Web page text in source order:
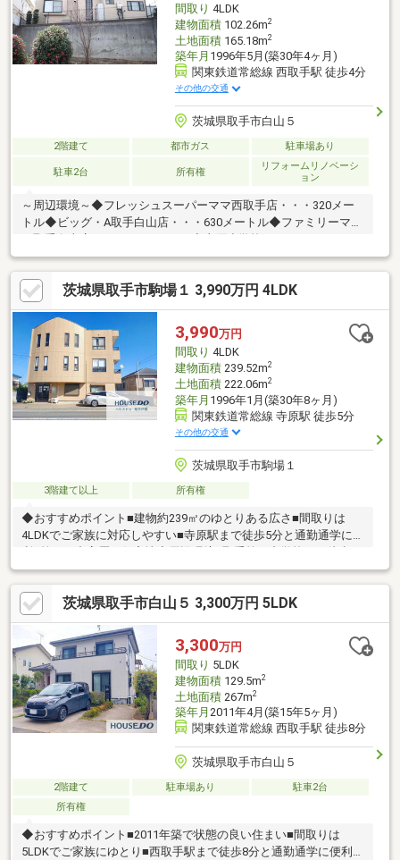
間取り 4LDK
建物面積102.26m2
土地面積165.18m2
築年月 1996年5月(築30年4ヶ月)
関東鉄道常総線 西取手駅 徒歩4分
その他の交通
茨城県取手市白山５
2階建て 都市ガス 駐車場あり
駐車2台 所有権
リフォームリノベーシ
ョン
～周辺環境～◆フレッシュスーパーママ西取手店・・・320メー
トル◆ビッグ・A取手白山店・・・630メートル◆ファミリーマー
◆取手第二中学校・・・1300メートル
茨城県取手市駒場１ 3,990万円 4LDK
3,990万円
間取り 4LDK
建物面積239.52m2
土地面積222.06m2
築年月 1996年1月(築30年8ヶ月)
関東鉄道常総線 寺原駅 徒歩5分
その他の交通
茨城県取手市駒場１
3階建て以上 所有権
◆おすすめポイント■建物約239㎡のゆとりある広さ■間取りは
4LDKでご家族に対応しやすい■寺原駅まで徒歩5分と通勤通学に便
利■第一種中高層の住宅地◆周辺環境■取手第二中学校まで徒歩7
分■取手西小学校まで徒歩15分■フレッシュスーパーママまで徒歩
12分■ファミリーマートまで徒歩3分◆ご案内室内の広さや設備は
現地でご確認いただけます。お気軽にお問い合わせください。
茨城県取手市白山５ 3,300万円 5LDK
3,300万円
間取り 5LDK
建物面積129.5m2
土地面積267m2
築年月 2011年4月(築15年5ヶ月)
関東鉄道常総線 西取手駅 徒歩8分
茨城県取手市白山５
2階建て 駐車場あり
駐車2台
所有権
◆おすすめポイント■2011年築で状態の良い住まい■間取りは
5LDKでご家族にゆとり■西取手駅まで徒歩8分と通勤通学に便利■